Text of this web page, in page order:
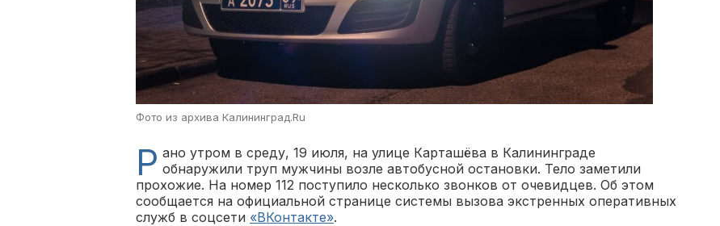
Фото из архива Калининград.Ru
Р ано утром в среду, 19 июля, на улице Карташёва в Калининграде
обнаружили труп мужчины возле автобусной остановки. Тело заметили
прохожие. На номер 112 поступило несколько звонков от очевидцев. Об этом
сообщается на официальной странице системы вызова экстренных оперативных
служб в соцсети «ВКонтакте».